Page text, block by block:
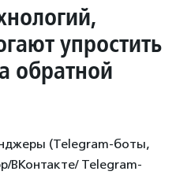
упростить
обратной
(Telegram-боты,
ВКонтакте/ Telegram-